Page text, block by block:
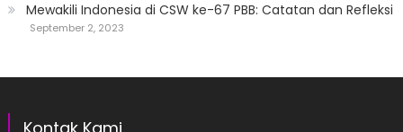
Mewakili Indonesia di CSW ke-67 PBB: Catatan dan Refleksi
September 2, 2023